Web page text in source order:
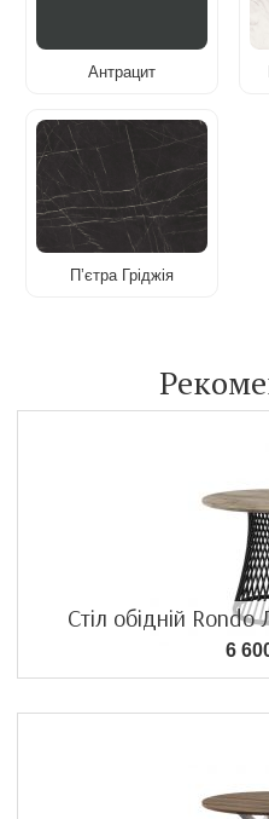
Антрацит
Пʼєтра Гріджія
Стіл обідній
6